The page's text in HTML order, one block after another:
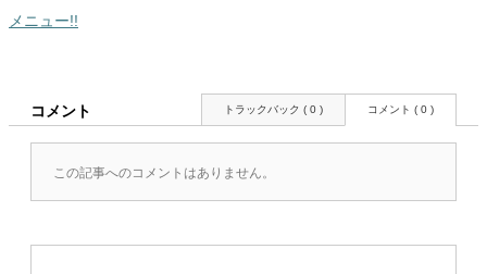
メニュー!!
コメント トラックバック ( 0 ) コメント ( 0 )
この記事へのコメントはありません。